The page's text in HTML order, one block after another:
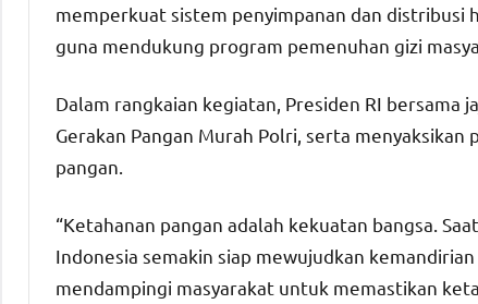
memperkuat sistem penyimpanan dan distribusi
guna mendukung program pemenuhan gizi
Dalam rangkaian kegiatan, Presiden RI bersama
Gerakan Pangan Murah Polri, serta
pangan.
“Ketahanan pangan adalah kekuatan bangsa.
Indonesia semakin siap mewujudkan
mendampingi masyarakat untuk memastikan